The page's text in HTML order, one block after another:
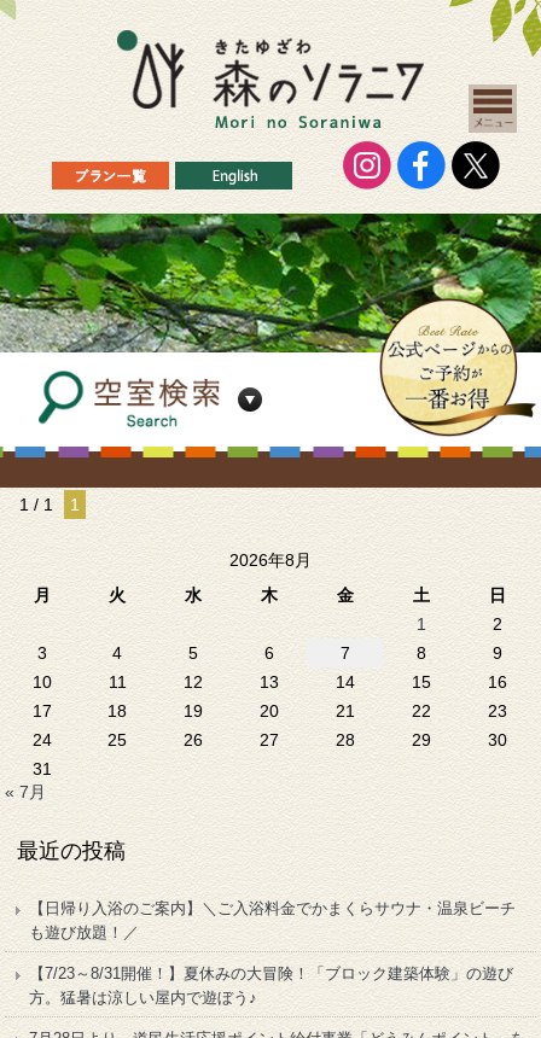
1 / 1 1
2026年8月
月
火 水 木 金 土
日
1
2
3
4 5 6 7 8
9
10
11 12 13 14 15
16
17
18 19 20 21 22
23
24
25 26 27 28 29
30
31
« 7月
最近の投稿
【日帰り入浴のご案内】＼ご入浴料金でかまくらサウナ・温泉ビーチ
も遊び放題！／
【7/23～8/31開催！】夏休みの大冒険！「ブロック建築体験」の遊び
方。猛暑は涼しい屋内で遊ぼう♪